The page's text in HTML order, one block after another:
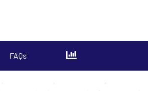
FAQs